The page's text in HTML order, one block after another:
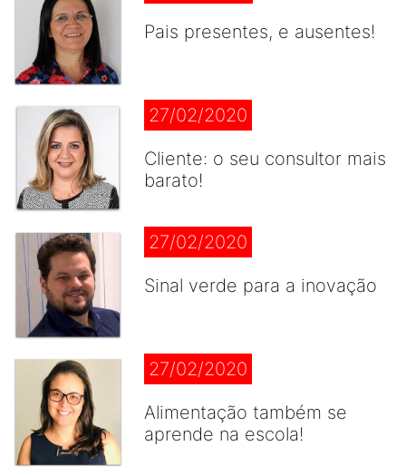
Pais presentes, e ausentes!
27/02/2020
Cliente: o seu consultor mais
barato!
27/02/2020
Sinal verde para a inovação
27/02/2020
Alimentação também se
aprende na escola!